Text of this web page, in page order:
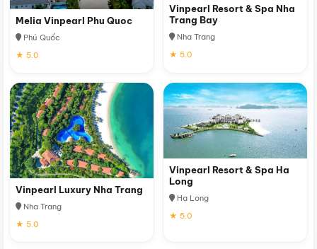
Melia Vinpearl Phu Quoc
Phú Quốc
★ 5.0
Vinpearl Resort & Spa Nha
Trang Bay
Nha Trang
★ 5.0
Vinpearl Luxury Nha Trang
Nha Trang
★ 5.0
Vinpearl Resort & Spa Ha
Long
Hạ Long
★ 5.0